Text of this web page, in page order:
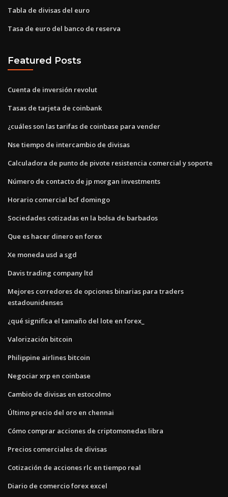
Tabla de divisas del euro
Tasa de euro del banco de reserva
Featured Posts
Cuenta de inversión revolut
Tasas de tarjeta de coinbank
¿cuáles son las tarifas de coinbase para vender
Nse tiempo de intercambio de divisas
Calculadora de punto de pivote resistencia comercial y soporte
Número de contacto de jp morgan investments
Horario comercial bcf domingo
Sociedades cotizadas en la bolsa de barbados
Que es hacer dinero en forex
Xe moneda usd a sgd
Davis trading company ltd
Mejores corredores de opciones binarias para traders
estadounidenses
¿qué significa el tamaño del lote en forex_
Valorización bitcoin
Philippine airlines bitcoin
Negociar xrp en coinbase
Cambio de divisas en estocolmo
Último precio del oro en chennai
Cómo comprar acciones de criptomonedas libra
Precios comerciales de divisas
Cotización de acciones rlc en tiempo real
Diario de comercio forex excel